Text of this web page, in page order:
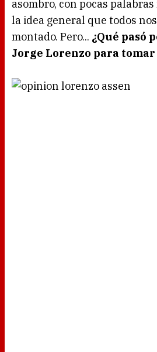
asombro, con pocas
la idea general que todos
montado. Pero... ¿Qué pasó
Jorge Lorenzo para tomar